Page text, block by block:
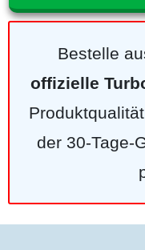
Bestelle
offizielle
der 30-Tage-